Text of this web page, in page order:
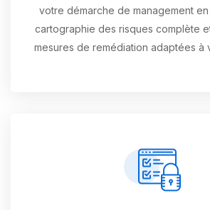
votre démarche de management
cartographie des risques complète
mesures de remédiation adaptées à